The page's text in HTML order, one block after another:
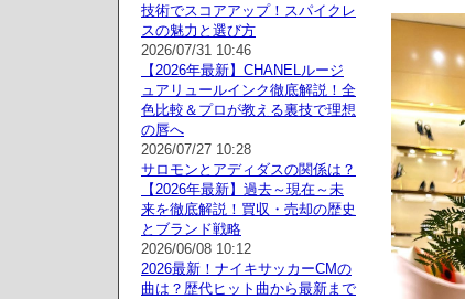
技術でスコアアップ！スパイクレ
スの魅力と選び方
2026/07/31 10:46
【2026年最新】CHANELルージ
ュアリュールインク徹底解説！全
色比較＆プロが教える裏技で理想
の唇へ
2026/07/27 10:28
サロモンとアディダスの関係は？
【2026年最新】過去～現在～未
来を徹底解説！買収・売却の歴史
とブランド戦略
2026/06/08 10:12
2026最新！ナイキサッカーCMの
曲は？歴代ヒット曲から最新まで